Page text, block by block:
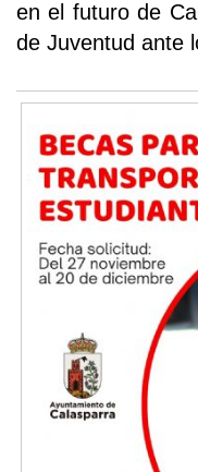
en el futuro de
de Juventud ante